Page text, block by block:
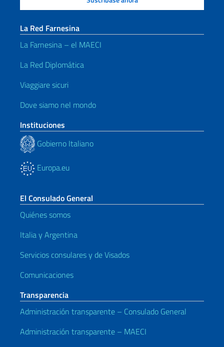
La Red Farnesina
La Farnesina – el MAECI
La Red Diplomática
Viaggiare sicuri
Dove siamo nel mondo
Instituciones
Gobierno Italiano
Europa.eu
El Consulado General
Quiénes somos
Italia y Argentina
Servicios consulares y de Visados
Comunicaciones
Transparencia
Administración transparente – Consulado General
Administración transparente – MAECI